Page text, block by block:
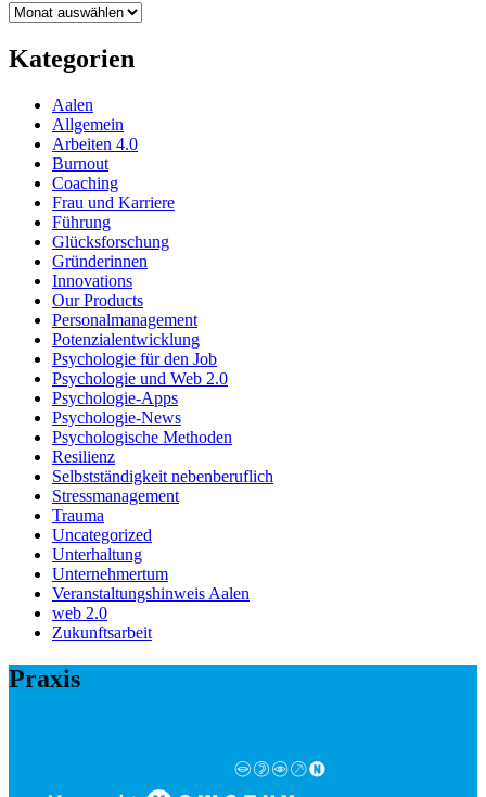
Archiv
Kategorien
Aalen
Allgemein
Arbeiten 4.0
Burnout
Coaching
Frau und Karriere
Führung
Glücksforschung
Gründerinnen
Innovations
Our Products
Personalmanagement
Potenzialentwicklung
Psychologie für den Job
Psychologie und Web 2.0
Psychologie-Apps
Psychologie-News
Psychologische Methoden
Resilienz
Selbstständigkeit nebenberuflich
Stressmanagement
Trauma
Uncategorized
Unterhaltung
Unternehmertum
Veranstaltungshinweis Aalen
web 2.0
Zukunftsarbeit
Praxis